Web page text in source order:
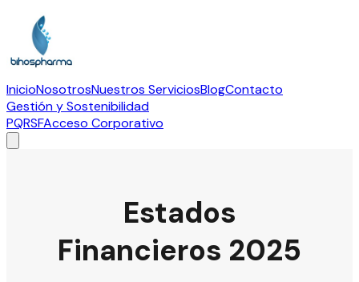
InicioNosotrosNuestros ServiciosBlogContacto
Gestión y Sostenibilidad
PQRSFAcceso Corporativo
Estados
Financieros 2025